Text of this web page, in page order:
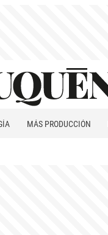
MÁS PRODUCCIÓN